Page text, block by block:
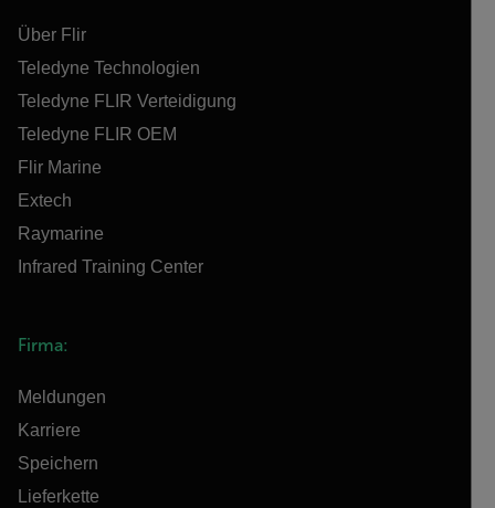
Über Flir
Teledyne Technologien
Teledyne FLIR Verteidigung
Teledyne FLIR OEM
Flir Marine
Extech
Raymarine
Infrared Training Center
Firma:
Meldungen
Karriere
Speichern
Lieferkette